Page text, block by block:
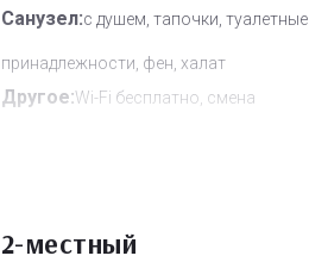
Санузел:с душем, тапочки, туалетные
принадлежности, фен, халат
Другое:Wi-Fi бесплатно, смена
2-местный